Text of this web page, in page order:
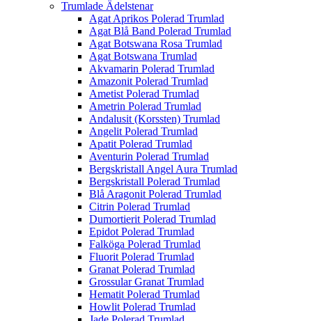
Trumlade Ädelstenar
Agat Aprikos Polerad Trumlad
Agat Blå Band Polerad Trumlad
Agat Botswana Rosa Trumlad
Agat Botswana Trumlad
Akvamarin Polerad Trumlad
Amazonit Polerad Trumlad
Ametist Polerad Trumlad
Ametrin Polerad Trumlad
Andalusit (Korssten) Trumlad
Angelit Polerad Trumlad
Apatit Polerad Trumlad
Aventurin Polerad Trumlad
Bergskristall Angel Aura Trumlad
Bergskristall Polerad Trumlad
Blå Aragonit Polerad Trumlad
Citrin Polerad Trumlad
Dumortierit Polerad Trumlad
Epidot Polerad Trumlad
Falköga Polerad Trumlad
Fluorit Polerad Trumlad
Granat Polerad Trumlad
Grossular Granat Trumlad
Hematit Polerad Trumlad
Howlit Polerad Trumlad